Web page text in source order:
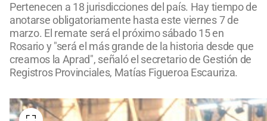
Pertenecen a 18 jurisdicciones del país. Hay tiempo de
anotarse obligatoriamente hasta este viernes 7 de
marzo. El remate será el próximo sábado 15 en
Rosario y "será el más grande de la historia desde que
creamos la Aprad", señaló el secretario de Gestión de
Registros Provinciales, Matías Figueroa Escauriza.